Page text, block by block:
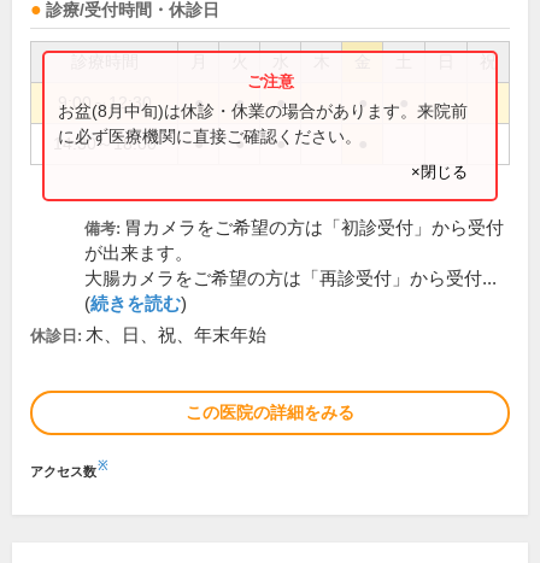
診療/受付時間・休診日
祝
9:00～12:30 ● ● ● ●
14:30～18:00 ● ● ●
お盆(8月中旬)は休診・休業の場合があります。来院前
に必ず医療機関に直接ご確認ください。
×閉じる
備考: 胃カメラをご希望の方は「初診受付」から受付
が出来ます。
大腸カメラをご希望の方は「再診受付」から受付...
(続きを読む)
休診日: 木、日、祝、年末年始
この医院の詳細をみる
アクセス数※